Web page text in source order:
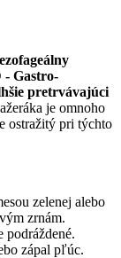
- Gastro-
pretrvávajúci
je omnoho
ostražitý pri týchto
zelenej alebo
zrnám.
podráždené.
zápal pľúc.